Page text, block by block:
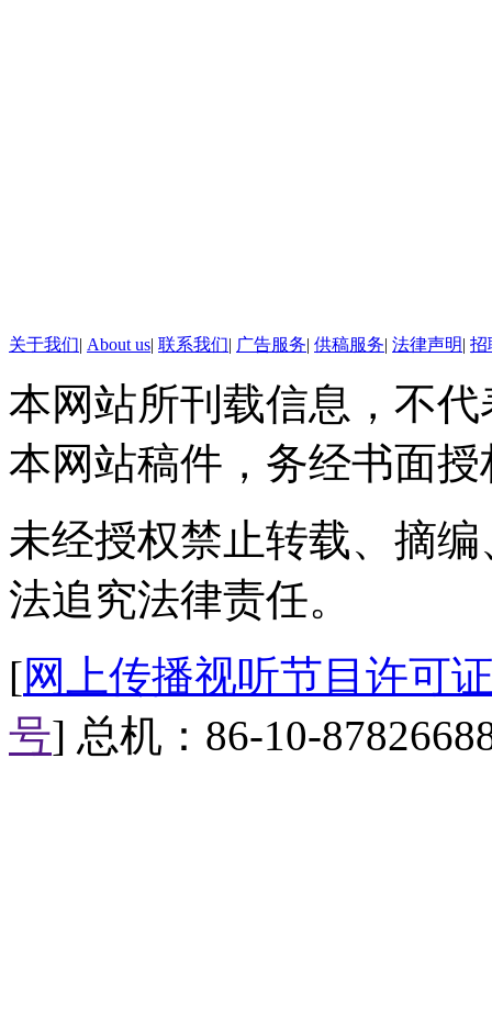
关于我们| About us| 联系我们| 广告服务| 供稿服务| 法律声明| 招
本网站所刊载信息，不
本网站稿件，务经书面授
未经授权禁止转载、摘
法追究法律责任。
[网上传播视听节目许可
号] 总机：86-10-